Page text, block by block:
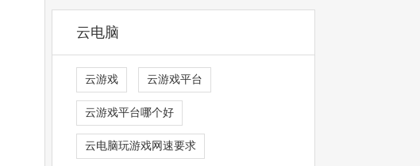
云电脑
云游戏 云游戏平台
云游戏平台哪个好
云电脑玩游戏网速要求